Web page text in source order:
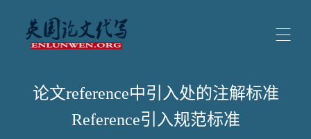
论文reference中引入处的注解标准
Reference引入规范标准